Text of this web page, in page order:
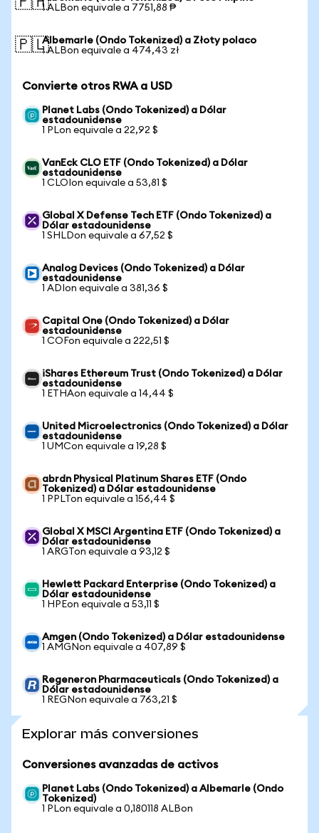
1 ALBon equivale a 7751,88 ₱
🇵🇱Albemarle (Ondo Tokenized) a Złoty polaco
1 ALBon equivale a 474,43 zł
Convierte otros RWA a USD
Planet Labs (Ondo Tokenized) a Dólar
estadounidense
1 PLon equivale a 22,92 $
VanEck CLO ETF (Ondo Tokenized) a Dólar
estadounidense
1 CLOIon equivale a 53,81 $
Global X Defense Tech ETF (Ondo Tokenized) a
Dólar estadounidense
1 SHLDon equivale a 67,52 $
Analog Devices (Ondo Tokenized) a Dólar
estadounidense
1 ADIon equivale a 381,36 $
Capital One (Ondo Tokenized) a Dólar
estadounidense
1 COFon equivale a 222,51 $
iShares Ethereum Trust (Ondo Tokenized) a Dólar
estadounidense
1 ETHAon equivale a 14,44 $
United Microelectronics (Ondo Tokenized) a Dólar
estadounidense
1 UMCon equivale a 19,28 $
abrdn Physical Platinum Shares ETF (Ondo
Tokenized) a Dólar estadounidense
1 PPLTon equivale a 156,44 $
Global X MSCI Argentina ETF (Ondo Tokenized) a
Dólar estadounidense
1 ARGTon equivale a 93,12 $
Hewlett Packard Enterprise (Ondo Tokenized) a
Dólar estadounidense
1 HPEon equivale a 53,11 $
Amgen (Ondo Tokenized) a Dólar estadounidense
1 AMGNon equivale a 407,89 $
Regeneron Pharmaceuticals (Ondo Tokenized) a
Dólar estadounidense
1 REGNon equivale a 763,21 $
Explorar más conversiones
Conversiones avanzadas de activos
Planet Labs (Ondo Tokenized) a Albemarle (Ondo
Tokenized)
1 PLon equivale a 0,180118 ALBon